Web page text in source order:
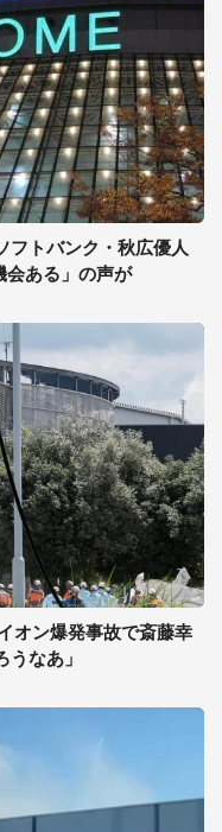
フトバンク・秋広優人
会ある」の声が
オン爆発事故で斎藤幸
なあ」